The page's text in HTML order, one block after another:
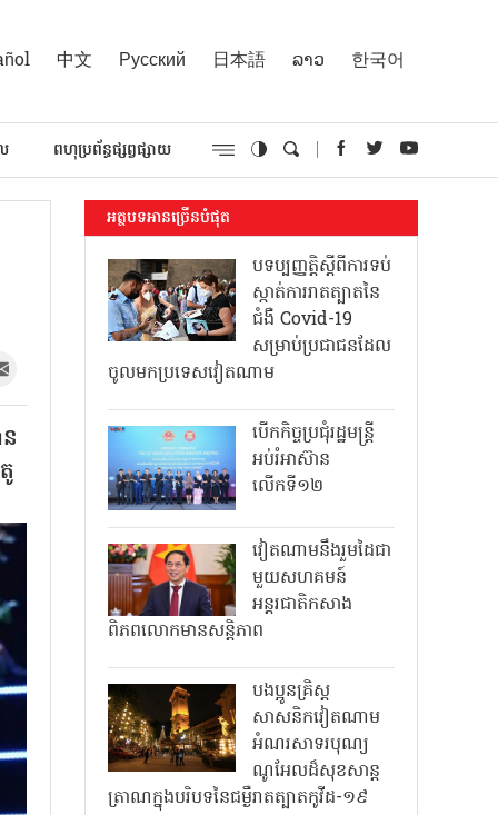
中文 Русский 日本語 ລາວ 한국어
ពហុប្រព័ន្ធផ្សព្វផ្សាយ
អត្ថបទអានច្រើនបំផុត
បទប្បញ្ញត្តិស្តីពីការទប់
ស្កាត់ការរាតត្បាតនៃ
ជំងឺ Covid-19
សម្រាប់ប្រជាជនដែល
ចូលមកប្រទេសវៀតណាម
បើកកិច្ចប្រជុំរដ្ឋមន្ត្រី
អប់រំអាស៊ាន
លើកទី១២
វៀតណាមនឹងរួមដៃជា
មួយសហគមន៍
អន្តរជាតិកសាង
ពិភពលោកមានសន្តិភាព
បងប្អូនគ្រិស្ត
សាសនិកវៀតណាម
អំណរសាទរបុណ្យ
ណូអែលដ៏សុខសាន្ត
ត្រាណក្នុងបរិបទនៃជម្ងឺរាតត្បាតកូវីដ-១៩